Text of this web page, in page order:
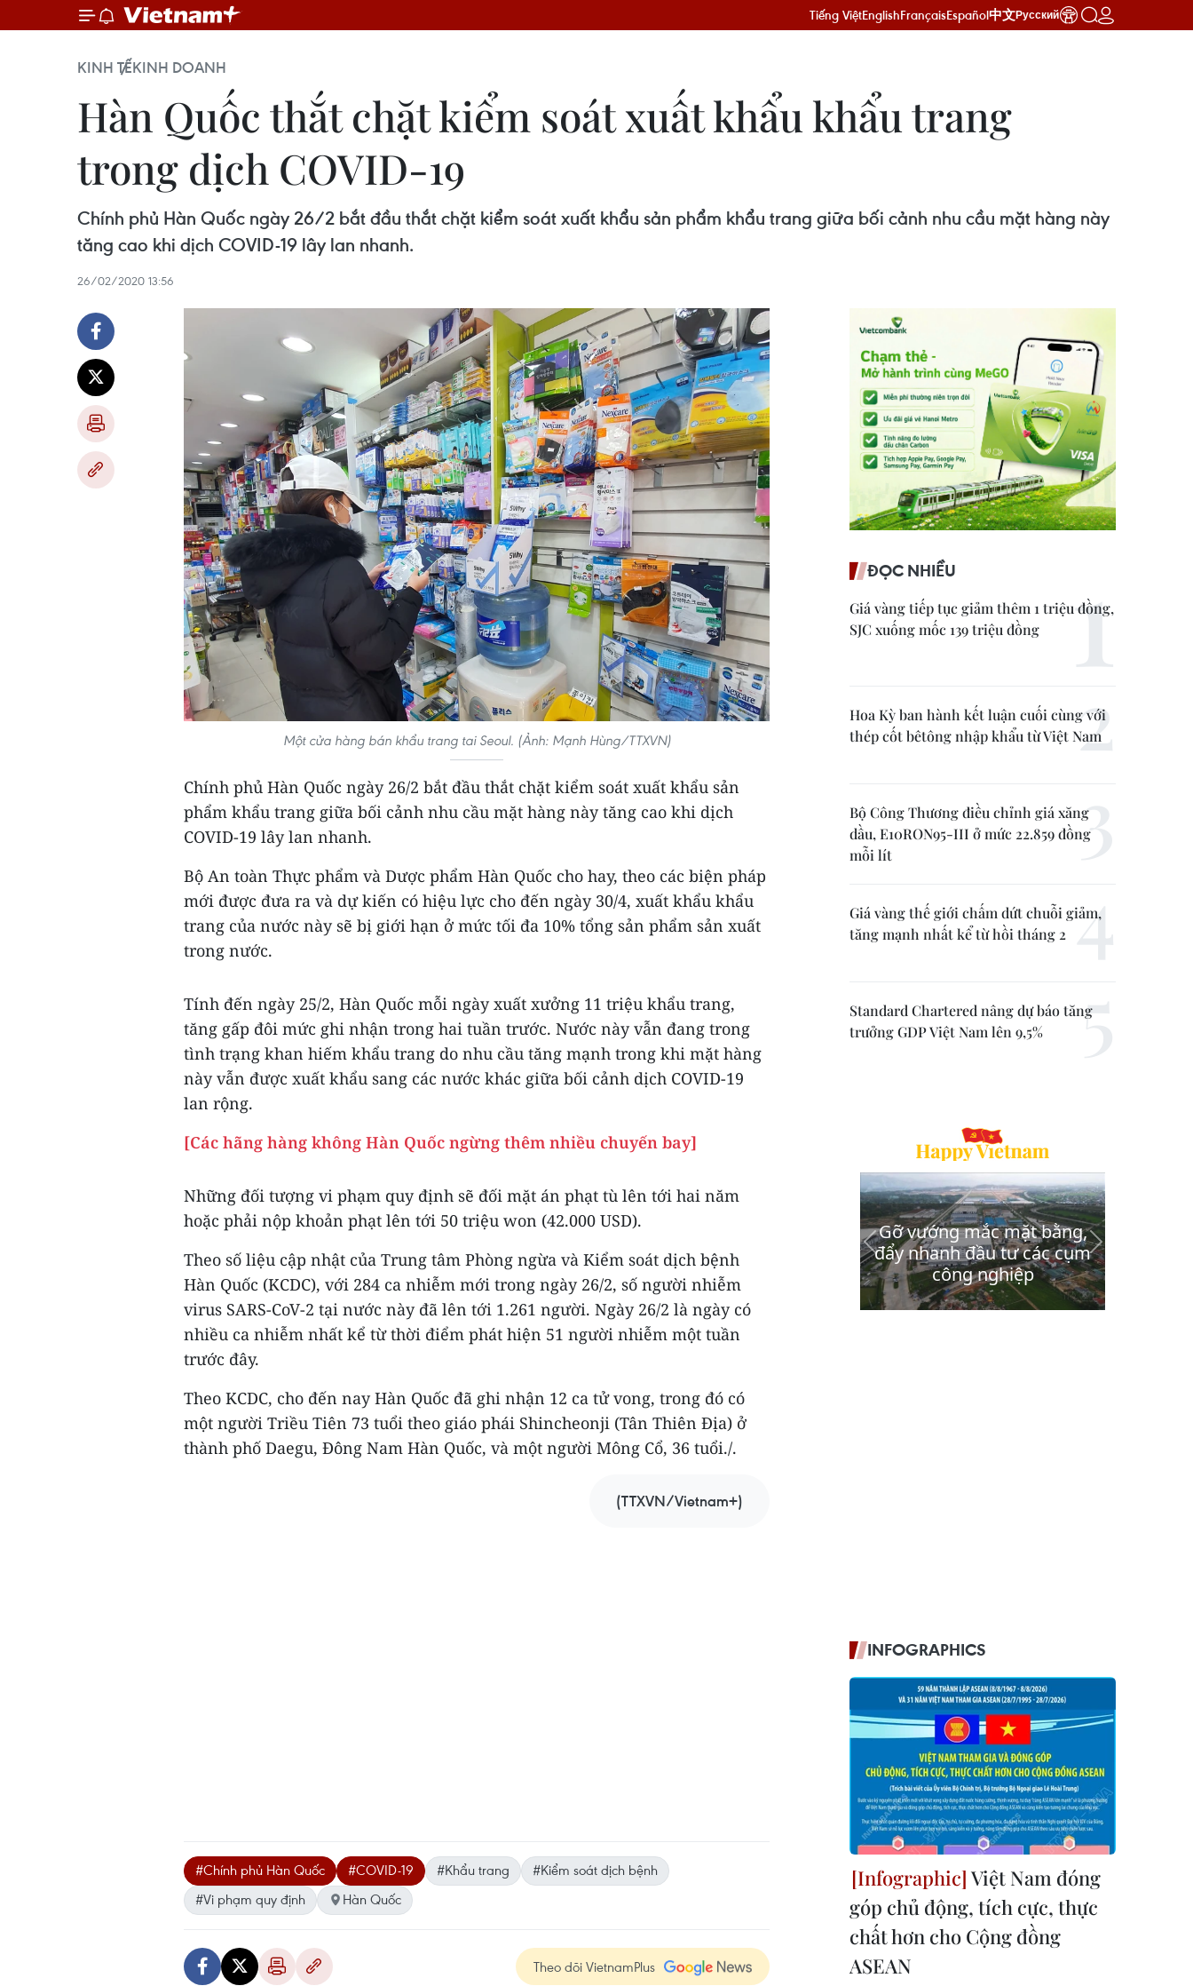
Tiếng ViệtEnglishFrançaisEspañol中文Русский
KINH TẾKINH DOANH
Hàn Quốc thắt chặt kiểm soát xuất khẩu khẩu trang
trong dịch COVID-19
Chính phủ Hàn Quốc ngày 26/2 bắt đầu thắt chặt kiểm soát xuất khẩu sản phẩm khẩu trang giữa bối cảnh nhu cầu mặt hàng này
tăng cao khi dịch COVID-19 lây lan nhanh.
26/02/2020 13:56
Một cửa hàng bán khẩu trang tai Seoul. (Ảnh: Mạnh Hùng/TTXVN)
Chính phủ Hàn Quốc ngày 26/2 bắt đầu thắt chặt kiểm soát xuất khẩu sản
phẩm khẩu trang giữa bối cảnh nhu cầu mặt hàng này tăng cao khi dịch
COVID-19 lây lan nhanh.
Bộ An toàn Thực phẩm và Dược phẩm Hàn Quốc cho hay, theo các biện pháp
mới được đưa ra và dự kiến có hiệu lực cho đến ngày 30/4, xuất khẩu khẩu
trang của nước này sẽ bị giới hạn ở mức tối đa 10% tổng sản phẩm sản xuất
trong nước.
Tính đến ngày 25/2, Hàn Quốc mỗi ngày xuất xưởng 11 triệu khẩu trang,
tăng gấp đôi mức ghi nhận trong hai tuần trước. Nước này vẫn đang trong
tình trạng khan hiếm khẩu trang do nhu cầu tăng mạnh trong khi mặt hàng
này vẫn được xuất khẩu sang các nước khác giữa bối cảnh dịch COVID-19
lan rộng.
[Các hãng hàng không Hàn Quốc ngừng thêm nhiều chuyến bay]
Những đối tượng vi phạm quy định sẽ đối mặt án phạt tù lên tới hai năm
hoặc phải nộp khoản phạt lên tới 50 triệu won (42.000 USD).
Theo số liệu cập nhật của Trung tâm Phòng ngừa và Kiểm soát dịch bệnh
Hàn Quốc (KCDC), với 284 ca nhiễm mới trong ngày 26/2, số người nhiễm
virus SARS-CoV-2 tại nước này đã lên tới 1.261 người. Ngày 26/2 là ngày có
nhiều ca nhiễm nhất kể từ thời điểm phát hiện 51 người nhiễm một tuần
trước đây.
Theo KCDC, cho đến nay Hàn Quốc đã ghi nhận 12 ca tử vong, trong đó có
một người Triều Tiên 73 tuổi theo giáo phái Shincheonji (Tân Thiên Địa) ở
thành phố Daegu, Đông Nam Hàn Quốc, và một người Mông Cổ, 36 tuổi./.
(TTXVN/Vietnam+)
#Chính phủ Hàn Quốc #COVID-19 #Khẩu trang
#Kiểm soát dịch bệnh
#Vi phạm quy định
Hàn Quốc
Theo dõi VietnamPlus
ĐỌC NHIỀU
Giá vàng tiếp tục giảm thêm 1 triệu đồng,
SJC xuống mốc 139 triệu đồng
Hoa Kỳ ban hành kết luận cuối cùng với
thép cốt bêtông nhập khẩu từ Việt Nam
Bộ Công Thương điều chỉnh giá xăng
dầu, E10RON95-III ở mức 22.859 đồng
mỗi lít
Giá vàng thế giới chấm dứt chuỗi giảm,
tăng mạnh nhất kể từ hồi tháng 2
Standard Chartered nâng dự báo tăng
trưởng GDP Việt Nam lên 9,5%
INFOGRAPHICS
Việt Nam đóng
góp chủ động, tích cực, thực
chất hơn cho Cộng đồng
ASEAN